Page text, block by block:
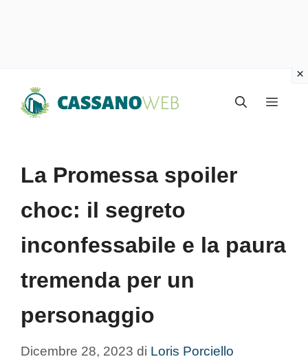
Menu
La Promessa spoiler
choc: il segreto
inconfessabile e la paura
tremenda per un
personaggio
Dicembre 28, 2023 di Loris Porciello